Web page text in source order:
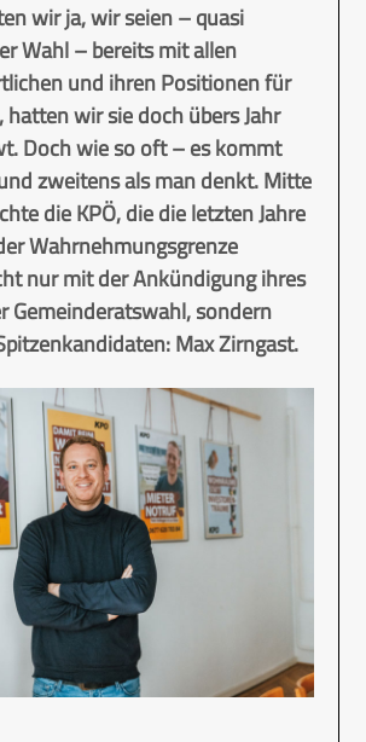
wir ja, wir seien – quasi
Wahl – bereits mit allen
und ihren Positionen für
wir sie doch übers Jahr
Doch wie so oft – es kommt
zweitens als man denkt. Mitte
die KPÖ, die die letzten Jahre
Wahrnehmungsgrenze
nur mit der Ankündigung ihres
Gemeinderatswahl, sondern
Max Zirngast.